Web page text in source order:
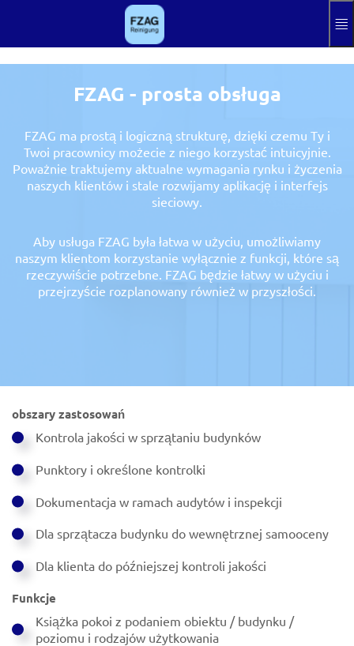
Przejdź do głównej zawartości
zarejestrować
PLAktuelle
FZAG - prosta obsługa
FZAG ma prostą i logiczną strukturę, dzięki czemu Ty i
Twoi pracownicy możecie z niego korzystać intuicyjnie.
Poważnie traktujemy aktualne wymagania rynku i życzenia
naszych klientów i stale rozwijamy aplikację i interfejs
sieciowy.
Aby usługa FZAG była łatwa w użyciu, umożliwiamy
naszym klientom korzystanie wyłącznie z funkcji, które są
rzeczywiście potrzebne. FZAG będzie łatwy w użyciu i
przejrzyście rozplanowany również w przyszłości.
obszary zastosowań
Kontrola jakości w sprzątaniu budynków
Punktory i określone kontrolki
Dokumentacja w ramach audytów i inspekcji
Dla sprzątacza budynku do wewnętrznej samooceny
Dla klienta do późniejszej kontroli jakości
Funkcje
Książka pokoi z podaniem obiektu / budynku /
poziomu i rodzajów użytkowania